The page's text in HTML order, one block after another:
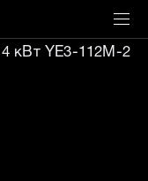
кВт YE3-112M-2